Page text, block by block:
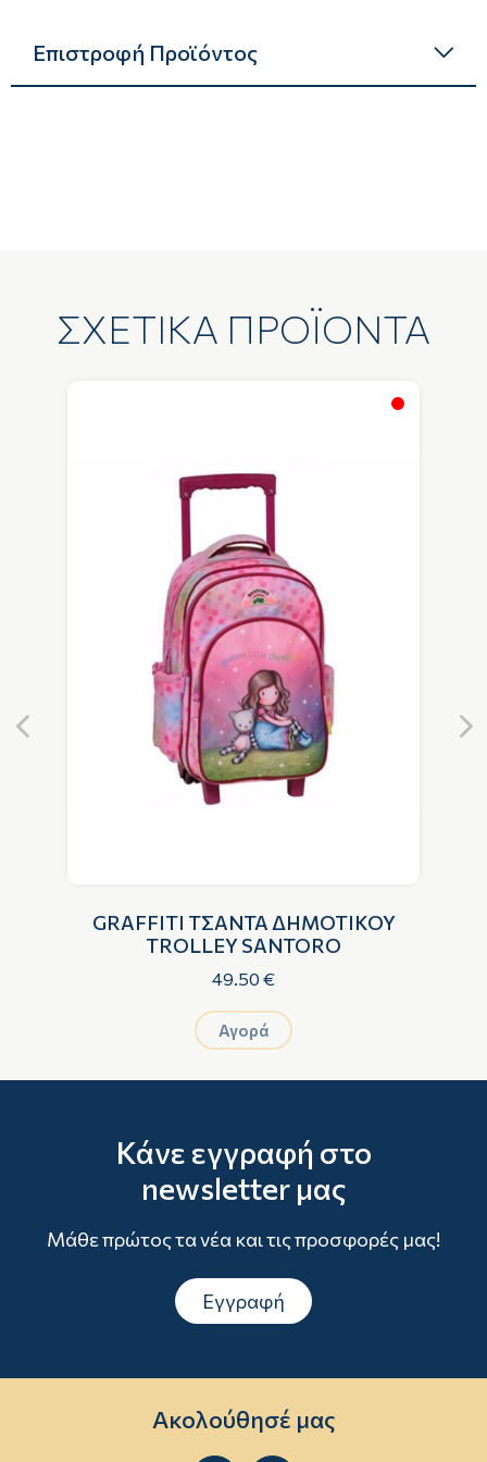
Επιστροφή Προϊόντος
ΣΧΕΤΙΚΑ ΠΡΟΪΟΝΤΑ
GRAFFITI ΤΣΑΝΤΑ ΔΗΜΟΤΙΚΟΥ
TROLLEY SANTORO
49.50 €
Αγορά
Κάνε εγγραφή στο
newsletter μας
Μάθε πρώτος τα νέα και τις προσφορές μας!
Εγγραφή
Ακολούθησέ μας